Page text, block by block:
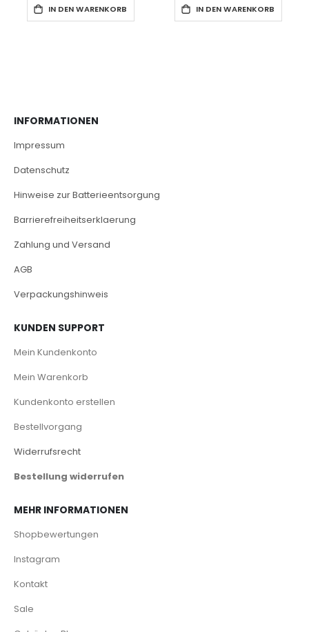
IN DEN WARENKORB IN DEN WARENKORB
INFORMATIONEN
Impressum
Datenschutz
Hinweise zur Batterieentsorgung
Barrierefreiheitserklaerung
Zahlung und Versand
AGB
Verpackungshinweis
KUNDEN SUPPORT
Mein Kundenkonto
Mein Warenkorb
Kundenkonto erstellen
Bestellvorgang
Widerrufsrecht
Bestellung widerrufen
MEHR INFORMATIONEN
Shopbewertungen
Instagram
Kontakt
Sale